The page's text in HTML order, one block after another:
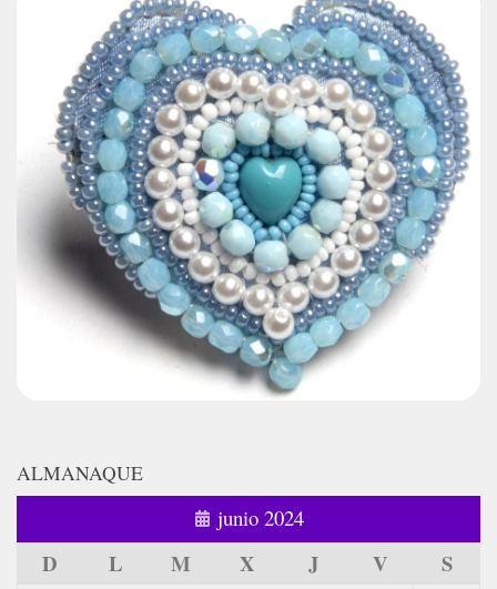
ALMANAQUE
junio 2024
D L M X J V S